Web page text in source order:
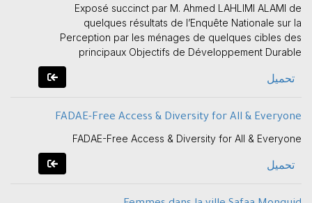
Exposé succinct par M. Ahmed LAHLIMI ALAMI de
quelques résultats de l’Enquête Nationale sur la
Perception par les ménages de quelques cibles des
principaux Objectifs de Développement Durable
تحميل
FADAE-Free Access & Diversity for All & Everyone
FADAE-Free Access & Diversity for All & Everyone
تحميل